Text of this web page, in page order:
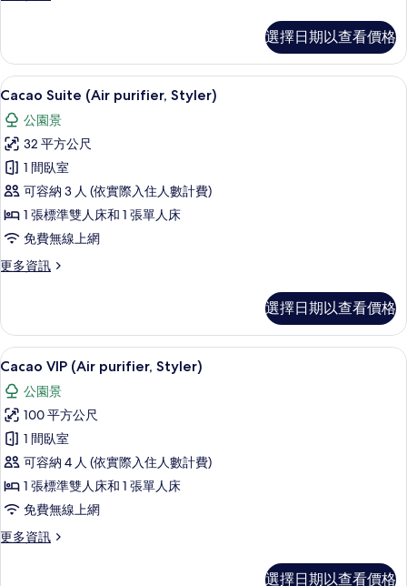
(Air
purifier)
的
詳
情
選擇日期以查看價格
顯
示
Cacao
Suite
(Air
purifier,
Styler)
的
所
片
Cacao Suite (Air purifier, Styler) | 羽
15
Cacao Suite (Air purifier, Styler)
公園景
32 平方公尺
1 間臥室
可容納 3 人 (依實際入住人數計費)
1 張標準雙人床和 1 張單人床
免費無線上網
更多資訊
更
(Air
purifier,
Styler)
的
詳
情
選擇日期以查看價格
顯
示
Cacao
VIP
(Air
purifier,
Styler)
的
所
Cacao VIP (Air purifier, Styler) | 羽絨
14
Cacao VIP (Air purifier, Styler)
公園景
100 平方公尺
1 間臥室
可容納 4 人 (依實際入住人數計費)
1 張標準雙人床和 1 張單人床
免費無線上網
更多資訊
更
選擇日期以查看價格